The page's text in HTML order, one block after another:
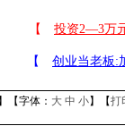
】【字体： 大 中 小】【打